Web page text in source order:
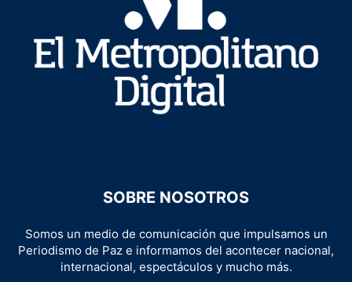
SOBRE NOSOTROS
Somos un medio de comunicación que impulsamos un
Periodismo de Paz e informamos del acontecer nacional,
internacional, espectáculos y mucho más.